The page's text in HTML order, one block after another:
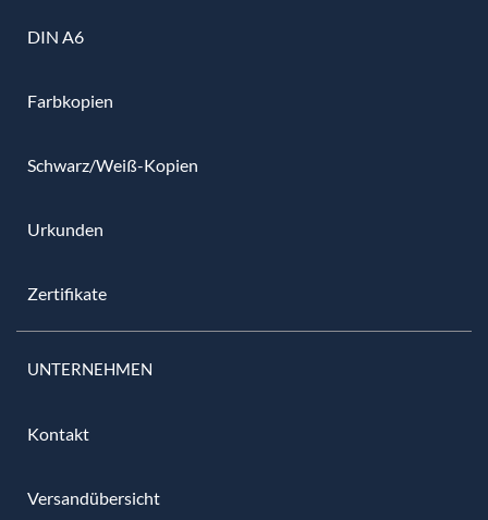
DIN A6
Farbkopien
Schwarz/Weiß-Kopien
Urkunden
Zertifikate
UNTERNEHMEN
Kontakt
Versandübersicht